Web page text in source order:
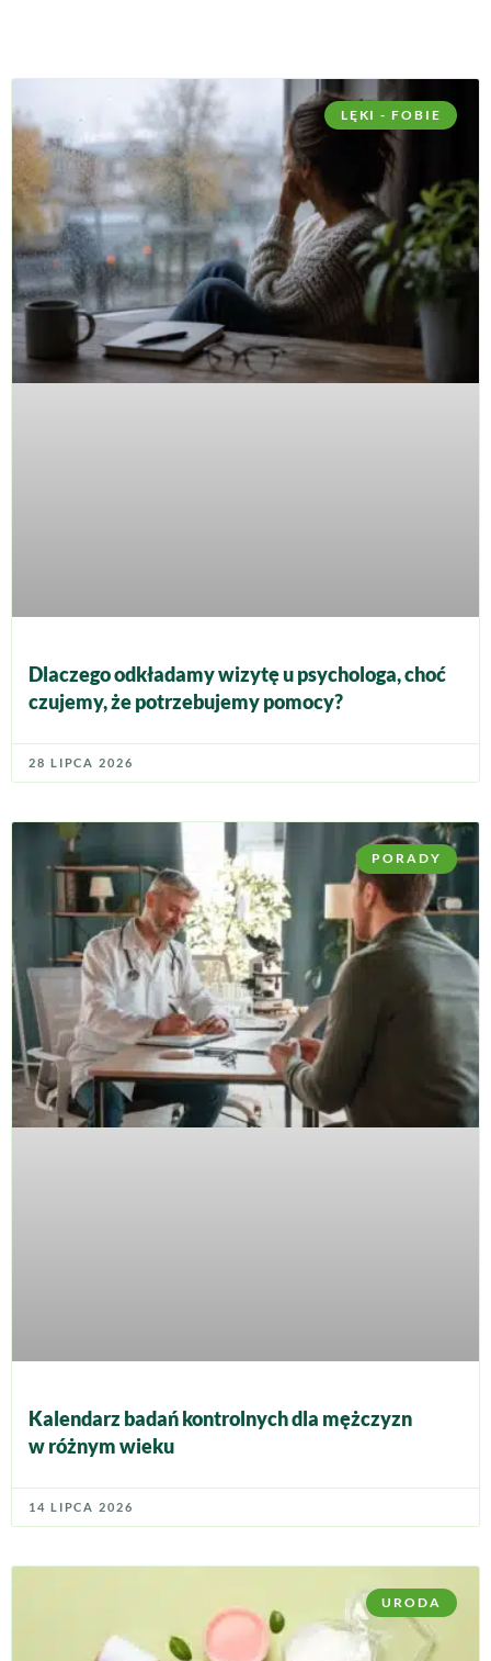
LĘKI - FOBIE
Dlaczego odkładamy wizytę u psychologa, choć
czujemy, że potrzebujemy pomocy?
28 LIPCA 2026
PORADY
Kalendarz badań kontrolnych dla mężczyzn
w różnym wieku
14 LIPCA 2026
URODA